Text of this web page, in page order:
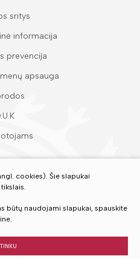
sritys
informacija
prevencija
apsauga
paslaugas
cookies). Šie slapukai
būtų naudojami slapukai, spauskite